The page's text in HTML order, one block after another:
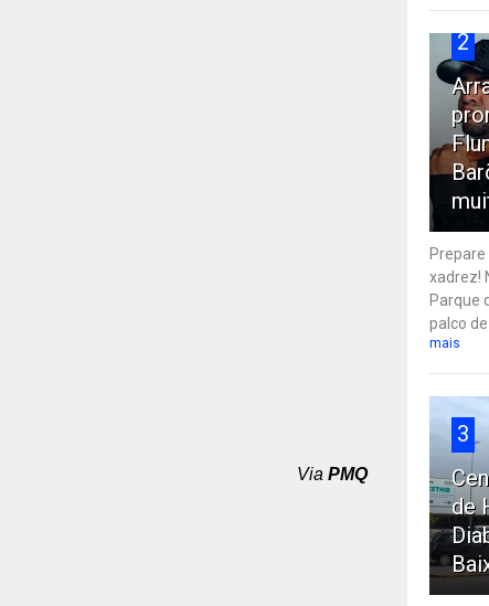
Via PMQ
2
xadrez!
Parque
palco
mais
3
de